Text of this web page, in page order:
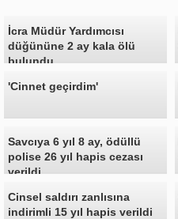
İcra Müdür Yardımcısı
düğününe 2 ay kala ölü
bulundu
'Cinnet geçirdim'
Savcıya 6 yıl 8 ay, ödüllü
polise 26 yıl hapis cezası
verildi
Cinsel saldırı zanlısına
indirimli 15 yıl hapis verildi